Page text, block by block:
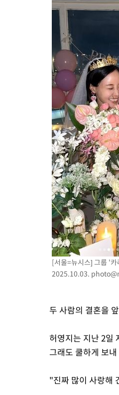
[서울=뉴시스] 그룹 '
2025.10.03.
두 사람의 결혼을
허영지는 지난 2일
그래도 쿨하게 보
"진짜 많이 사랑해